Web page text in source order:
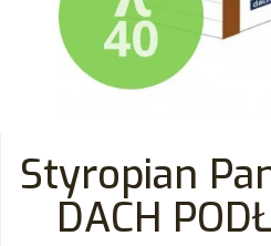
Styropian
DACH